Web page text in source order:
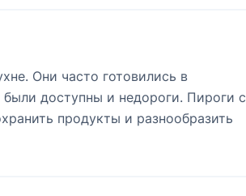
Они часто готовились в
были доступны и недороги. Пироги с
продукты и разнообразить